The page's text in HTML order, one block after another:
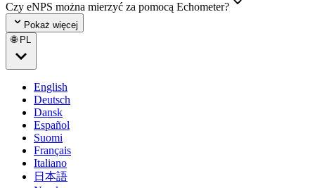
Czy eNPS można mierzyć za pomocą Echometer?
Pokaż więcej
🌐 PL
English
Deutsch
Dansk
Español
Suomi
Français
Italiano
日本語